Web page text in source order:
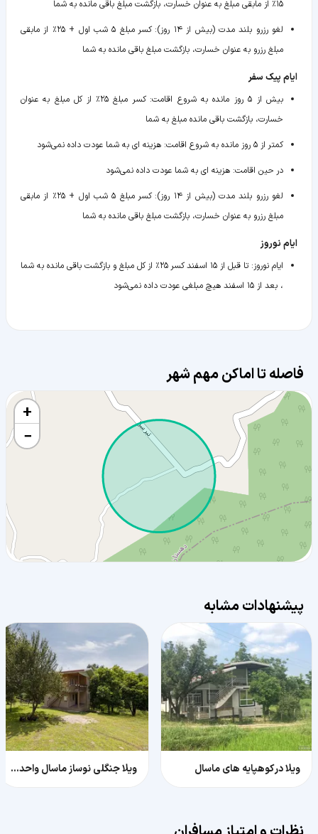
۱۵٪ از مابقی مبلغ به عنوان خسارت، بازگشت مبلغ باقی مانده به شما
لغو رزرو بلند مدت (بیش از ۱۴ روز)
:
کسر مبلغ ۵ شب اول + ۲۵٪ از مابقی
مبلغ رزرو به عنوان خسارت، بازگشت مبلغ باقی مانده به شما
ایام پیک سفر
بیش از ۵ روز مانده به شروع اقامت :
کسر مبلغ ۲۵٪ از کل مبلغ به عنوان
خسارت، بازگشت باقی مانده مبلغ به شما
کمتر از ۵ روز مانده به شروع اقامت
: هزینه ای به شما عودت داده نمی‌شود
در حین اقامت: هزینه ای به شما عودت داده نمی‌شود
لغو رزرو بلند مدت (بیش از ۱۴ روز)
:
کسر مبلغ ۵ شب اول + ۲۵٪ از مابقی
مبلغ رزرو به عنوان خسارت، بازگشت مبلغ باقی مانده به شما
ایام نوروز
ایام نوروز:
تا قبل از ۱۵ اسفند کسر ۲۵٪ از کل مبلغ و بازگشت باقی مانده به شما
، بعد از ۱۵ اسفند هیچ مبلغی عودت داده نمی‌شود
فاصله تا اماکن مهم شهر
+
−
پیشنهادات مشابه
ویلا در کوهپایه های ماسال ویلا جنگلی نوساز ماسال واحد اول